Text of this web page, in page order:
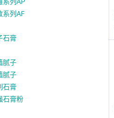
系列AF
石膏
腻子
腻子
石膏
石膏粉